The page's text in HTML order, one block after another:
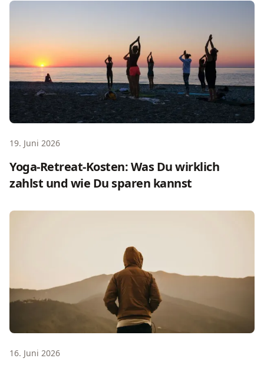
Yoga-Retreat-Kosten: Was Du wirklich zahlst und wie Du
19. Juni 2026
Yoga-Retreat-Kosten: Was Du wirklich
zahlst und wie Du sparen kannst
Was ist ein Schweige Retreat: Der ehrliche Guide für
16. Juni 2026